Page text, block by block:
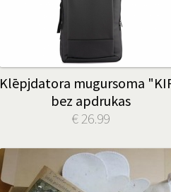
Klēpjdatora mugursoma
bez apdrukas
€ 26.99